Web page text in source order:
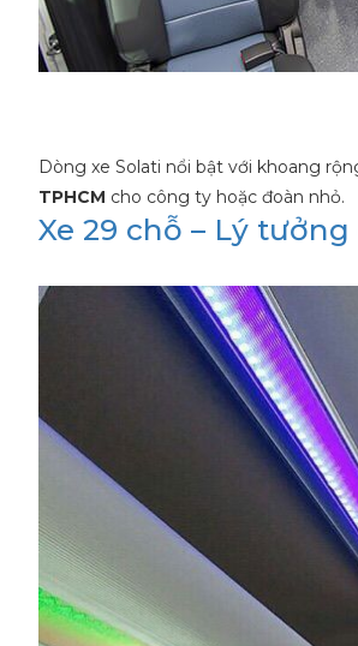
Dòng xe Solati nổi bật với khoang
TPHCM cho công ty hoặc đoàn nhỏ.
Xe 29 chỗ – Lý